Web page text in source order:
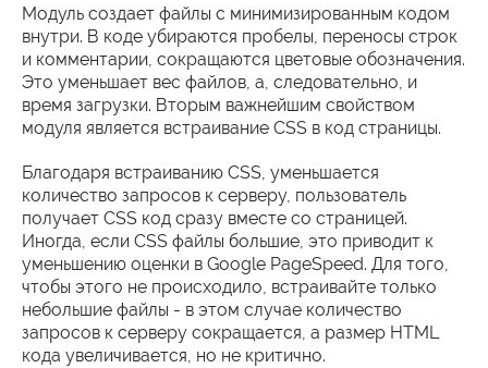
Модуль создает файлы с минимизированным кодом
внутри. В коде убираются пробелы, переносы строк
и комментарии, сокращаются цветовые обозначения.
Это уменьшает вес файлов, а, следовательно, и
время загрузки. Вторым важнейшим свойством
модуля является встраивание CSS в код страницы.
Благодаря встраиванию CSS, уменьшается
количество запросов к серверу, пользователь
получает CSS код сразу вместе со страницей.
Иногда, если CSS файлы большие, это приводит к
уменьшению оценки в Google PageSpeed. Для того,
чтобы этого не происходило, встраивайте только
небольшие файлы - в этом случае количество
запросов к серверу сокращается, а размер HTML
кода увеличивается, но не критично.